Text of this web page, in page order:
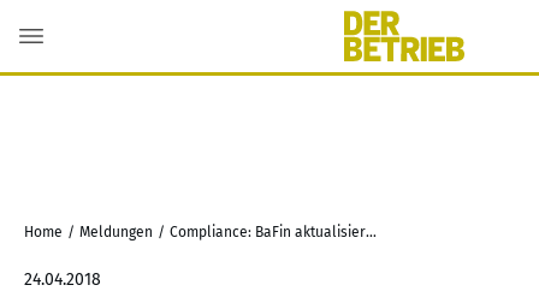
Home / Meldungen / Compliance: BaFin aktualisiert Rundschreiben
24.04.2018